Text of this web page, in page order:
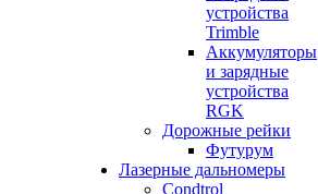
устройства
Trimble
Аккумуляторы
и зарядные
устройства
RGK
Дорожные рейки
Футурум
Лазерные дальномеры
Condtrol